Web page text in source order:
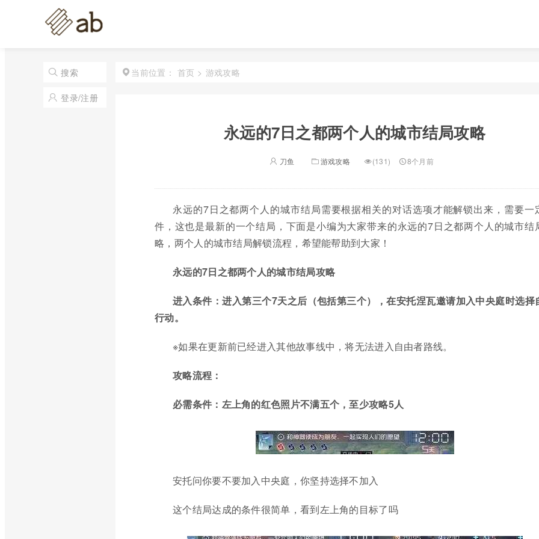
搜索
登录/注册
当前位置： 首页 > 游戏攻略
永远的7日之都两个人的城市结局攻略
刀鱼 游戏攻略 (131) 8个月前
永远的7日之都两个人的城市结局需要根据相关的对话选项才能解锁出来，需要一
件，这也是最新的一个结局，下面是小编为大家带来的永远的7日之都两个人的城市结
略，两个人的城市结局解锁流程，希望能帮助到大家！
永远的7日之都两个人的城市结局攻略
进入条件：进入第三个7天之后（包括第三个），在安托涅瓦邀请加入中央庭时选择
行动。
※如果在更新前已经进入其他故事线中，将无法进入自由者路线。
攻略流程：
必需条件： 左上角的红色照片不满五个，至少攻略5人
安托问你要不要加入中央庭，你坚持选择不加入
这个结局达成的条件很简单，看到左上角的目标了吗